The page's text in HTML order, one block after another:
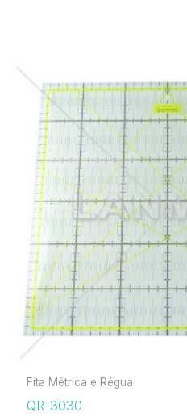
Fita Métrica e Régua
QR-3030